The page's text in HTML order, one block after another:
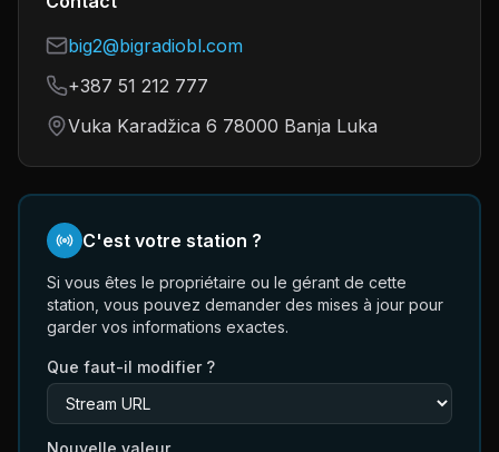
big2@bigradiobl.com
+387 51 212 777
Vuka Karadžica 6 78000 Banja Luka
C'est votre station ?
Si vous êtes le propriétaire ou le gérant de cette
station, vous pouvez demander des mises à jour pour
garder vos informations exactes.
Que faut-il modifier ?
Nouvelle valeur